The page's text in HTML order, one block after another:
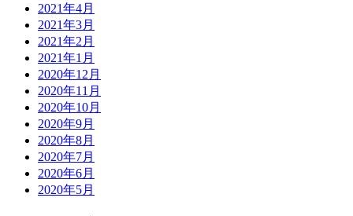
2021年4月
2021年3月
2021年2月
2021年1月
2020年12月
2020年11月
2020年10月
2020年9月
2020年8月
2020年7月
2020年6月
2020年5月